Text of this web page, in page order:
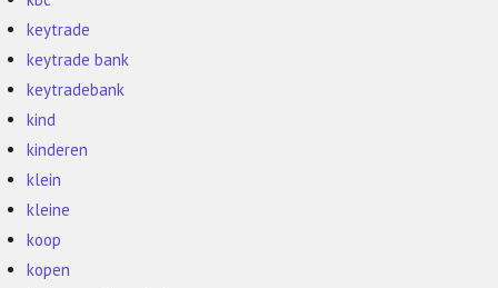
keytrade
keytrade bank
keytradebank
kind
kinderen
klein
kleine
koop
kopen